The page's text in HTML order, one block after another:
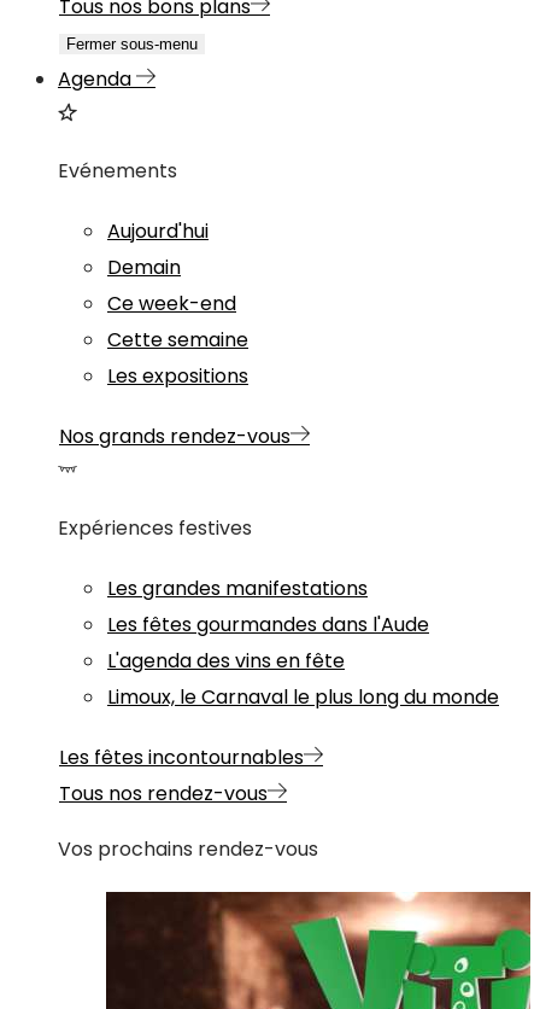
Tous nos bons plans
Fermer sous-menu
Agenda
Evénements
Aujourd'hui
Demain
Ce week-end
Cette semaine
Les expositions
Nos grands rendez-vous
Expériences festives
Les grandes manifestations
Les fêtes gourmandes dans l'Aude
L'agenda des vins en fête
Limoux, le Carnaval le plus long du monde
Les fêtes incontournables
Tous nos rendez-vous
Vos prochains rendez-vous